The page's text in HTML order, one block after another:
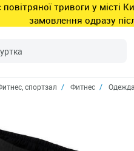
повітряної тривоги у
замовлення одразу
спортзал Фитнес